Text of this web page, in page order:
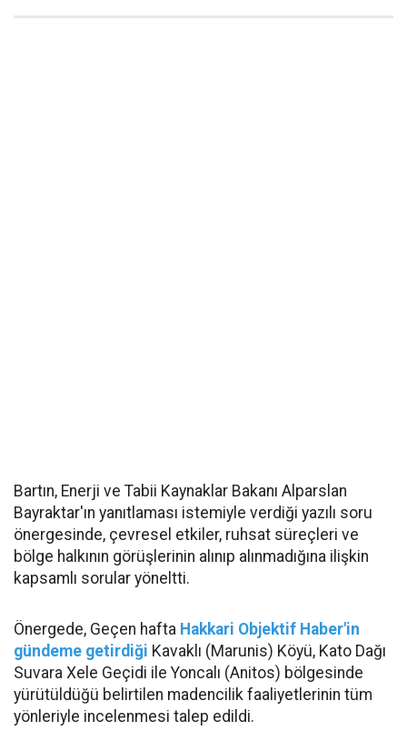
Bartın, Enerji ve Tabii Kaynaklar Bakanı Alparslan
Bayraktar'ın yanıtlaması istemiyle verdiği yazılı soru
önergesinde, çevresel etkiler, ruhsat süreçleri ve
bölge halkının görüşlerinin alınıp alınmadığına ilişkin
kapsamlı sorular yöneltti.
Önergede, Geçen hafta Hakkari Objektif Haber'in
gündeme getirdiği Kavaklı (Marunis) Köyü, Kato Dağı
Suvara Xele Geçidi ile Yoncalı (Anitos) bölgesinde
yürütüldüğü belirtilen madencilik faaliyetlerinin tüm
yönleriyle incelenmesi talep edildi.